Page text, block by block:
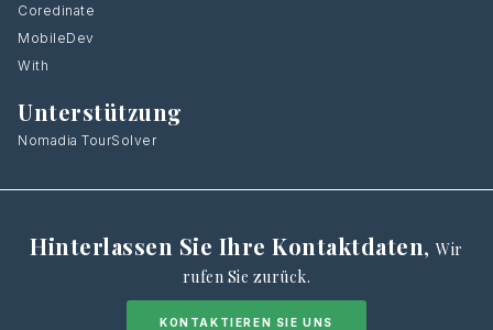
Coredinate
MobileDev
With
Unterstützung
Nomadia TourSolver
Hinterlassen Sie Ihre Kontaktdaten,Wir
rufen Sie zurück.
KONTAKTIEREN SIE UNS